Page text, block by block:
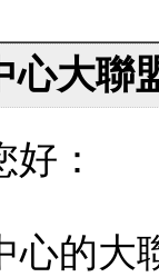
心大聯
：
心的大